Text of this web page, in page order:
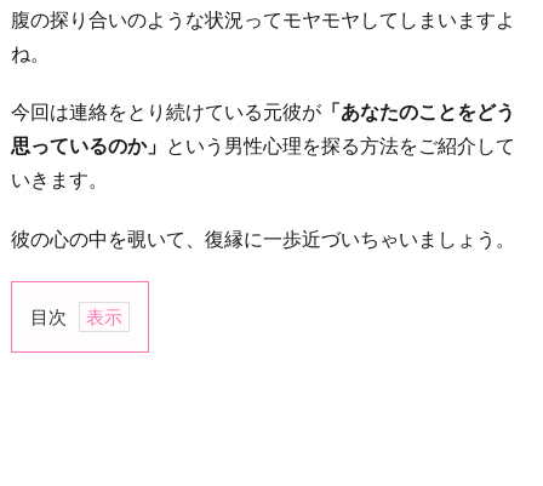
腹の探り合いのような状況ってモヤモヤしてしまいますよ
ね。
今回は連絡をとり続けている元彼が 「あなたのことをどう
思っているのか」 という男性心理を探る方法をご紹介して
いきます。
彼の心の中を覗いて、復縁に一歩近づいちゃいましょう。
目次
1.